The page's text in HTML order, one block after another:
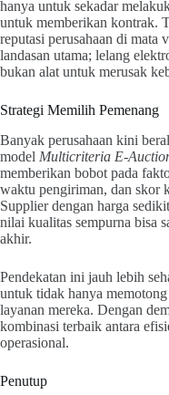
hanya untuk sekadar
untuk memberikan kontrak.
reputasi perusahaan di mata
landasan utama; lelang
bukan alat untuk merusak
Strategi Memilih Pemenang
Banyak perusahaan kini
model Multicriteria E-
memberikan bobot pada
waktu pengiriman, dan skor
Supplier dengan harga
nilai kualitas sempurna bisa
akhir.
Pendekatan ini jauh lebih
untuk tidak hanya
layanan mereka. Dengan
kombinasi terbaik antara
operasional.
Penutup